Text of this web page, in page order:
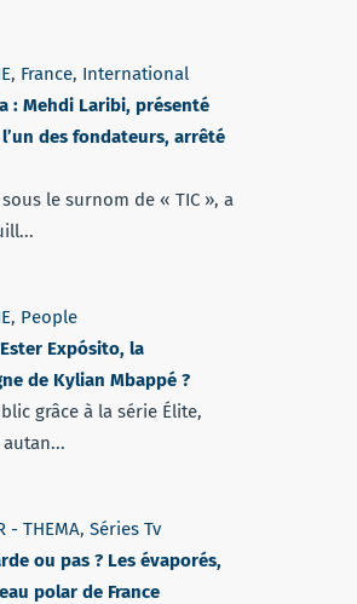
, France, International
: Mehdi Laribi, présenté
des fondateurs, arrêté
le surnom de « TIC », a
, People
Expósito, la
de Kylian Mbappé ?
grâce à la série Élite,
- THEMA, Séries Tv
ou pas ? Les évaporés,
polar de France